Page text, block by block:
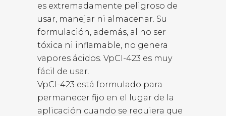
es extremadamente peligroso de
usar, manejar ni almacenar. Su
formulación, además, al no ser
tóxica ni inflamable, no genera
vapores ácidos. VpCI-423 es muy
fácil de usar.
VpCI-423 está formulado para
permanecer fijo en el lugar de la
aplicación cuando se requiera que